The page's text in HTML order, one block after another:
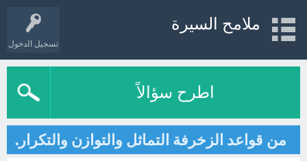
تسجيل الدخول
ملامح السيرة
اطرح سؤالاً
من قواعد الزخرفة التماثل والتوازن والتكرار.